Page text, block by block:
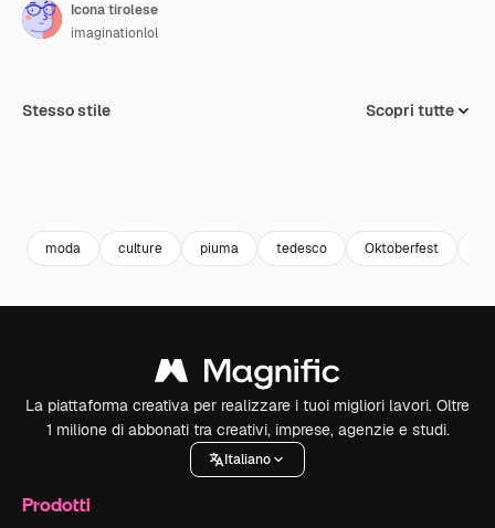
Icona tirolese
imaginationlol
Stesso stile Scopri tutte
moda culture piuma tedesco Oktoberfest
La piattaforma creativa per realizzare i tuoi migliori lavori. Oltre
1 milione di abbonati tra creativi, imprese, agenzie e studi.
Italiano
Prodotti